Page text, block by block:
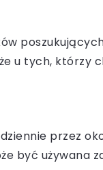
u tych,
przez
być